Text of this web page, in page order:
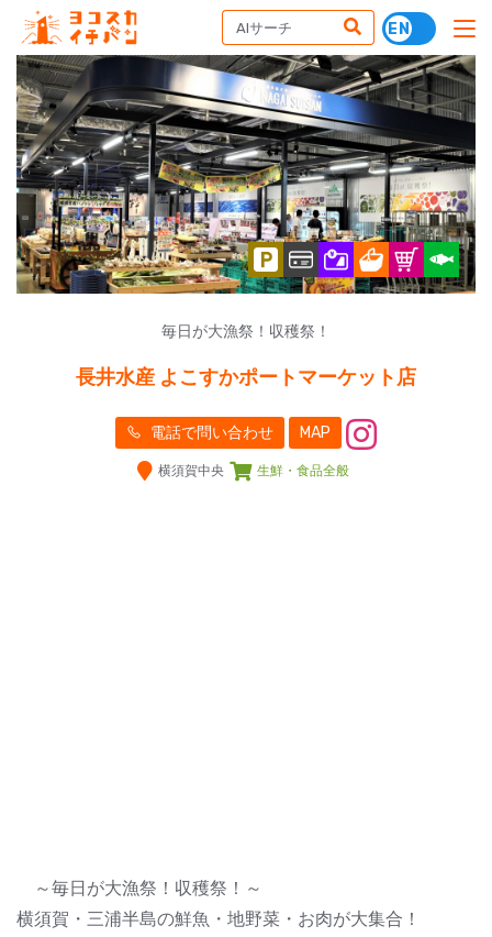
毎日が大漁祭！収穫祭！
長井水産 よこすかポートマーケット店
電話で問い合わせ MAP
横須賀中央 生鮮・食品全般
～毎日が大漁祭！収穫祭！～
横須賀・三浦半島の鮮魚・地野菜・お肉が大集合！